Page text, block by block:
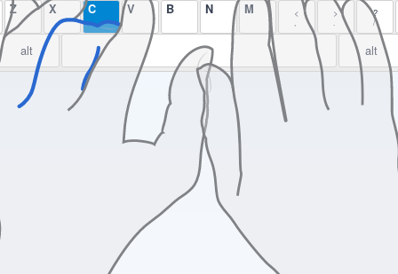
Z X C V B N M < > ?
/
alt alt